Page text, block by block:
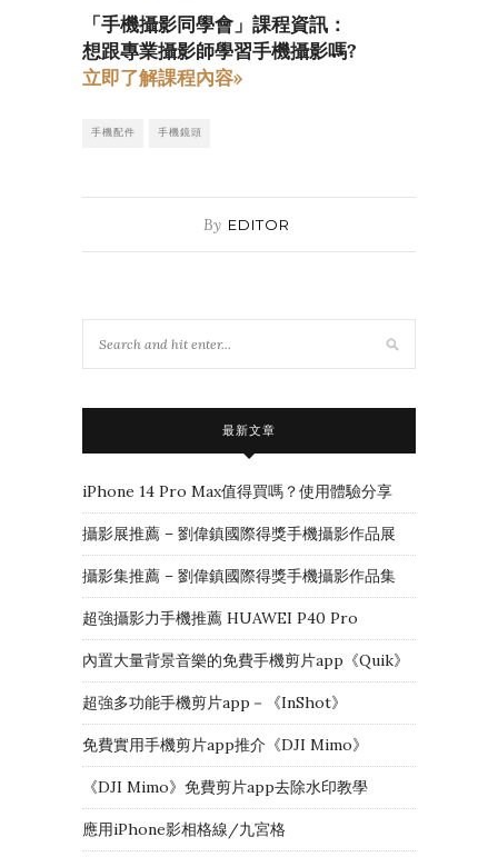
「手機攝影同學會」課程資訊：
想跟專業攝影師學習手機攝影嗎?
立即了解課程內容»
手機配件 手機鏡頭
By EDITOR
最新文章
iPhone 14 Pro Max值得買嗎？使用體驗分享
攝影展推薦 – 劉偉鎮國際得獎手機攝影作品展
攝影集推薦 – 劉偉鎮國際得獎手機攝影作品集
超強攝影力手機推薦 HUAWEI P40 Pro
內置大量背景音樂的免費手機剪片app《Quik》
超強多功能手機剪片app－《InShot》
免費實用手機剪片app推介《DJI Mimo》
《DJI Mimo》免費剪片app去除水印教學
應用iPhone影相格線/九宮格